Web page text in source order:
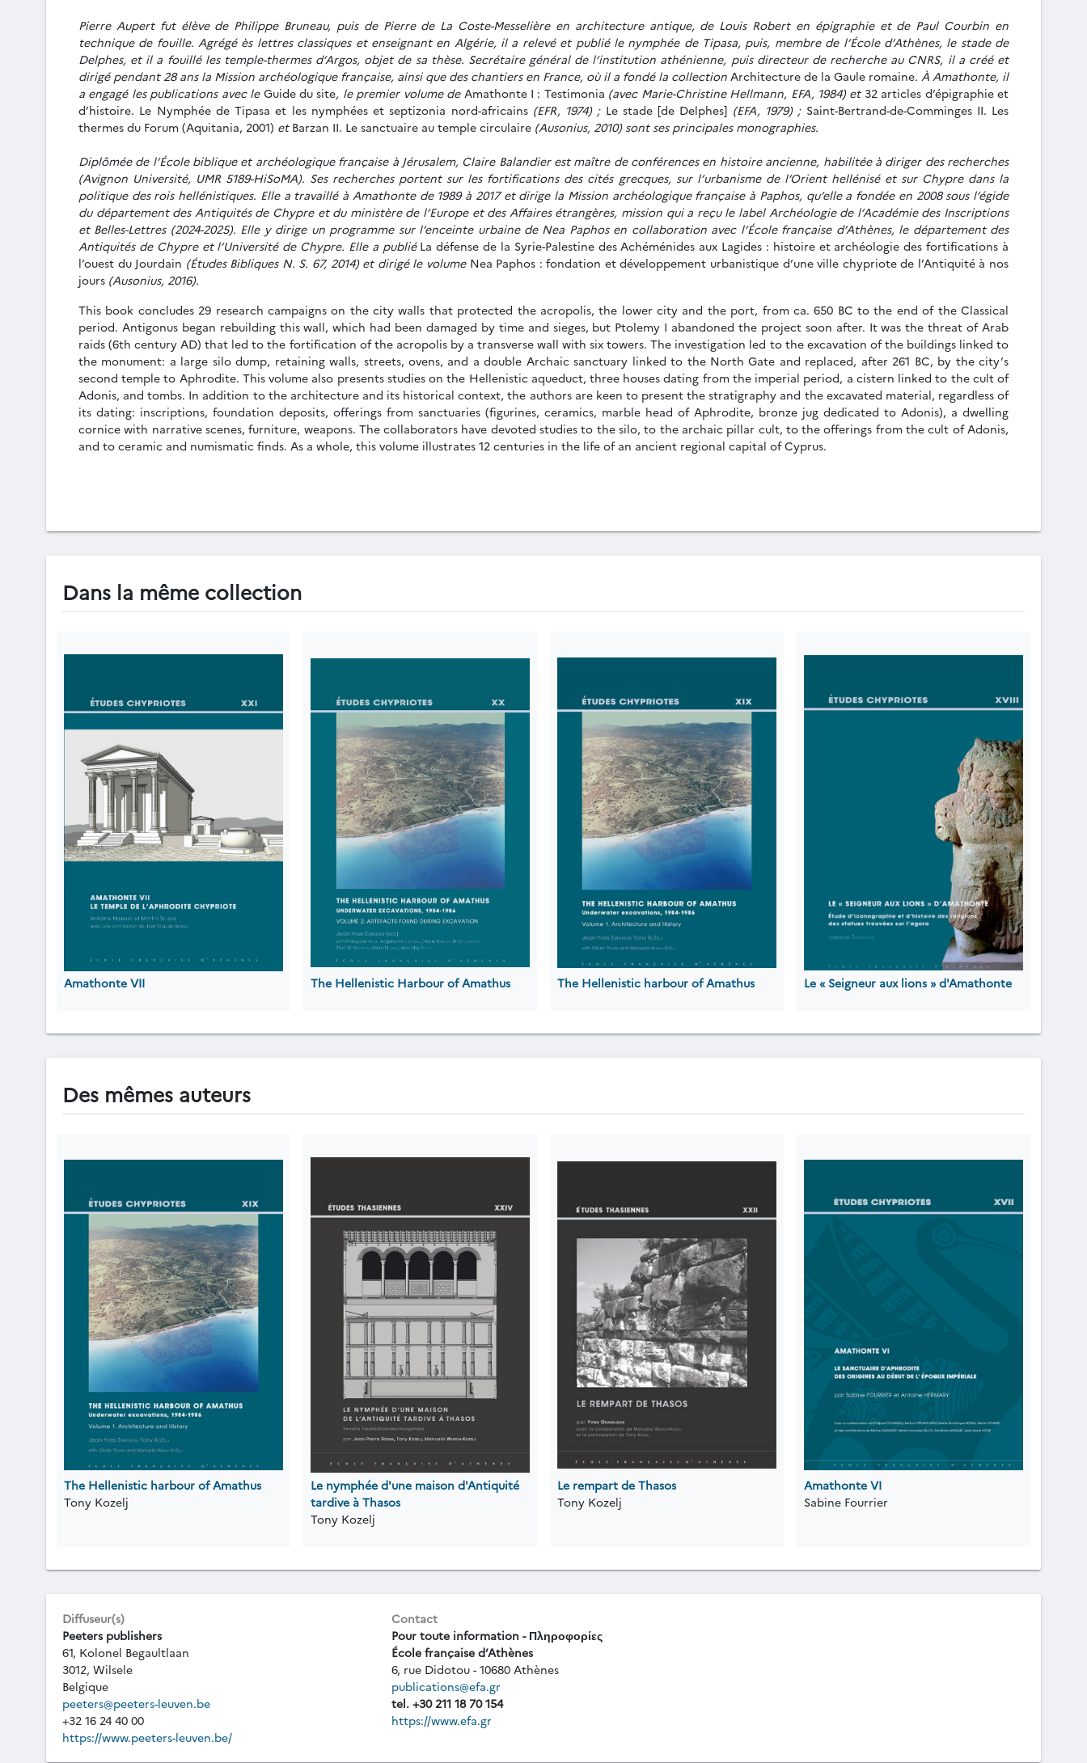
Pierre Aupert fut élève de Philippe Bruneau, puis de Pierre de La Coste-Messelière en architecture antique, de Louis Robert en épigraphie et de Paul Courbin en
technique de fouille. Agrégé ès lettres classiques et enseignant en Algérie, il a relevé et publié le nymphée de Tipasa, puis, membre de l’École d’Athènes, le stade de
Delphes, et il a fouillé les temple-thermes d’Argos, objet de sa thèse. Secrétaire général de l’institution athénienne, puis directeur de recherche au CNRS, il a créé et
dirigé pendant 28 ans la Mission archéologique française, ainsi que des chantiers en France, où il a fondé la collection Architecture de la Gaule romaine. À Amathonte, il
a engagé les publications avec le Guide du site, le premier volume de Amathonte I : Testimonia (avec Marie-Christine Hellmann, EFA, 1984) et 32 articles d’épigraphie et
d’histoire. Le Nymphée de Tipasa et les nymphées et septizonia nord-africains(EFR, 1974) ; Le stade [de Delphes] (EFA, 1979) ; Saint-Bertrand-de-Comminges II. Les
thermes du Forum (Aquitania, 2001) et Barzan II. Le sanctuaire au temple circulaire (Ausonius, 2010) sont ses principales monographies.
Diplômée de l’École biblique et archéologique française à Jérusalem, Claire Balandier est maître de conférences en histoire ancienne, habilitée à diriger des recherches
(Avignon Université, UMR 5189-HiSoMA). Ses recherches portent sur les fortifications des cités grecques, sur l’urbanisme de l’Orient hellénisé et sur Chypre dans la
politique des rois hellénistiques. Elle a travaillé à Amathonte de 1989 à 2017 et dirige la Mission archéologique française à Paphos, qu’elle a fondée en 2008 sous l’égide
du département des Antiquités de Chypre et du ministère de l’Europe et des Affaires étrangères, mission qui a reçu le label Archéologie de l’Académie des Inscriptions
et Belles-Lettres (2024-2025). Elle y dirige un programme sur l’enceinte urbaine de Nea Paphos en collaboration avec l’École française d’Athènes, le département des
Antiquités de Chypre et l’Université de Chypre. Elle a publié La défense de la Syrie-Palestine des Achéménides aux Lagides : histoire et archéologie des fortifications à
l’ouest du Jourdain (Études Bibliques N. S. 67, 2014) et dirigé le volume Nea Paphos : fondation et développement urbanistique d’une ville chypriote de l’Antiquité à nos
jours (Ausonius, 2016).
This book concludes 29 research campaigns on the city walls that protected the acropolis, the lower city and the port, from ca. 650 BC to the end of the Classical
period. Antigonus began rebuilding this wall, which had been damaged by time and sieges, but Ptolemy I abandoned the project soon after. It was the threat of Arab
raids (6th century AD) that led to the fortification of the acropolis by a transverse wall with six towers. The investigation led to the excavation of the buildings linked to
the monument: a large silo dump, retaining walls, streets, ovens, and a double Archaic sanctuary linked to the North Gate and replaced, after 261 BC, by the city’s
second temple to Aphrodite. This volume also presents studies on the Hellenistic aqueduct, three houses dating from the imperial period, a cistern linked to the cult of
Adonis, and tombs. In addition to the architecture and its historical context, the authors are keen to present the stratigraphy and the excavated material, regardless of
its dating: inscriptions, foundation deposits, offerings from sanctuaries (figurines, ceramics, marble head of Aphrodite, bronze jug dedicated to Adonis), a dwelling
cornice with narrative scenes, furniture, weapons. The collaborators have devoted studies to the silo, to the archaic pillar cult, to the offerings from the cult of Adonis,
and to ceramic and numismatic finds. As a whole, this volume illustrates 12 centuries in the life of an ancient regional capital of Cyprus.
Dans la même collection
Amathonte VII The Hellenistic Harbour of Amathus The Hellenistic harbour of Amathus Le « Seigneur aux lions » d'Amathonte
Des mêmes auteurs
The Hellenistic harbour of Amathus
Tony Kozelj
Le nymphée d'une maison d'Antiquité
tardive à Thasos
Tony Kozelj
Le rempart de Thasos
Tony Kozelj
Amathonte VI
Sabine Fourrier
Diffuseur(s)
Peeters publishers
61, Kolonel Begaultlaan
3012, Wilsele
Belgique
peeters@peeters-leuven.be
+32 16 24 40 00
https://www.peeters-leuven.be/
Contact
Pour toute information - Πληροφορίες
École française d’Athènes
6, rue Didotou - 10680 Athènes
publications@efa.gr
tel. +30 211 18 70 154
https://www.efa.gr